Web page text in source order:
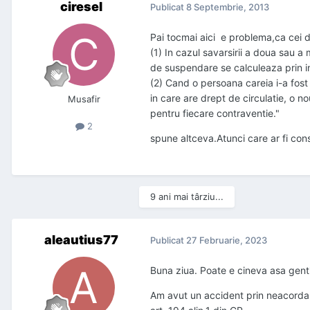
ciresel
Musafir
2
Publicat8 Septembrie, 2013
Pai tocmai aici e problema,ca cei
(1) In cazul savarsirii a doua sau
de suspendare se calculeaza prin
(2) Cand o persoana careia i-a
in care are drept de circulatie, o
pentru fiecare contraventie."
spune altceva.Atunci care ar fi
9 ani mai târziu...
aleautius77 Publicat 27 Februarie, 2023
Buna ziua. Poate e cineva asa
Am avut un accident prin